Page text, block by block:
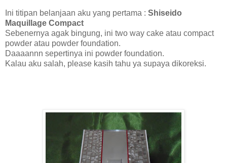
Ini titipan belanjaan aku yang pertama : Shiseido
Maquillage Compact
Sebenernya agak bingung, ini two way cake atau compact
powder atau powder foundation.
Daaaannn sepertinya ini powder foundation.
Kalau aku salah, please kasih tahu ya supaya dikoreksi.